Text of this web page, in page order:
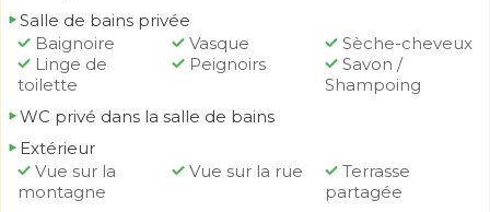
Salle de bains privée
Baignoire
Vasque
Sèche-cheveux
Linge de
toilette
Peignoirs
Savon /
Shampoing
WC privé dans la salle de bains
Extérieur
Vue sur la
montagne
Vue sur la rue
Terrasse
partagée